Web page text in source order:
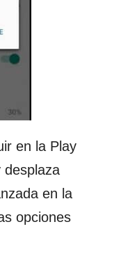
en la Play
desplaza
en la
opciones